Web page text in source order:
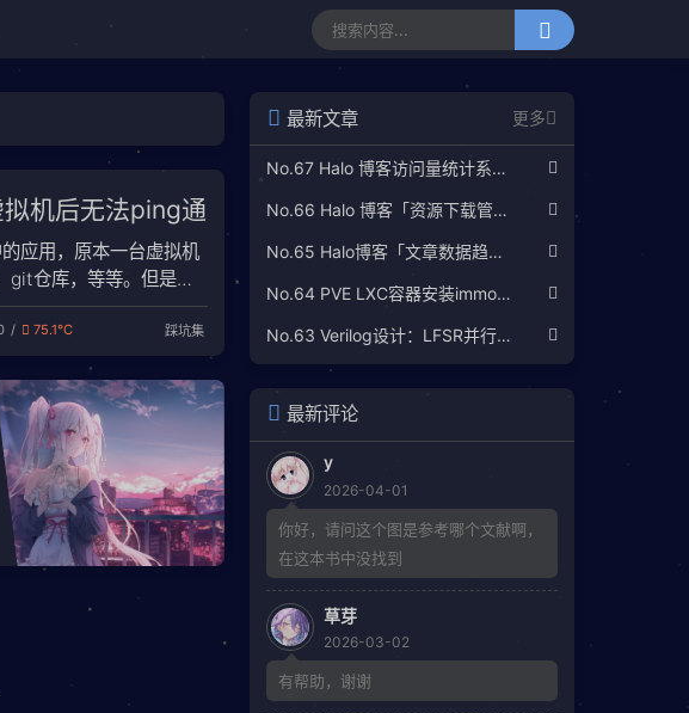
机后无法ping通
应用，原本一台虚拟机
git仓库，等等。但是这
分离开，一台专门做穿透
做代码仓库。 场景： 为
需要的功能即可。 问
75.1℃ 踩坑集
最新文章 更多
No.67 Halo 博客访问量统计系统：Umami 自托管部署完整教程
No.66 Halo 博客「资源下载管理」插件 · 配置指南与使用说明
No.65 Halo博客「文章数据趋势分析」插件使用指南
No.64 PVE LXC容器安装immortalwrt(OpenWRT)
No.63 Verilog设计：LFSR并行加解扰实现
最新评论
y
2026-04-01
你好，请问这个图是参考哪个文献啊，
在这本书中没找到
草芽
2026-03-02
有帮助，谢谢